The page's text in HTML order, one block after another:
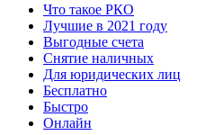
Что такое РКО
Лучшие в 2021 году
Выгодные счета
Снятие наличных
Для юридических лиц
Бесплатно
Быстро
Онлайн